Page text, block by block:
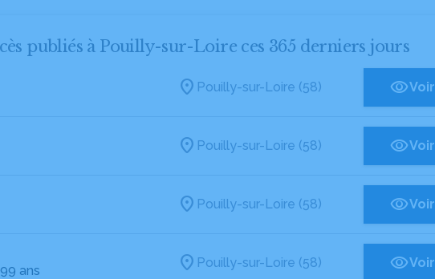
publiés à Pouilly-sur-Loire ces 365 derniers jours
Pouilly-sur-Loire (58) Voir
Pouilly-sur-Loire (58) Voir
Pouilly-sur-Loire (58) Voir
ans
Pouilly-sur-Loire (58) Voir